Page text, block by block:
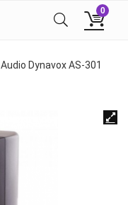
0
Audio Dynavox AS-301